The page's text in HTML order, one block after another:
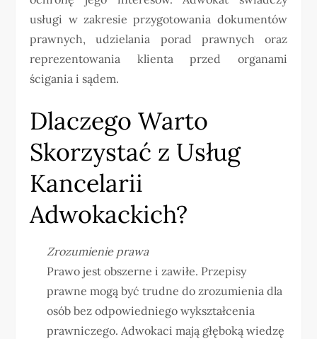
usługi w zakresie przygotowania dokumentów
prawnych, udzielania porad prawnych oraz
reprezentowania klienta przed organami
ścigania i sądem.
Dlaczego Warto
Skorzystać z Usług
Kancelarii
Adwokackich?
Zrozumienie prawa
Prawo jest obszerne i zawiłe. Przepisy
prawne mogą być trudne do zrozumienia dla
osób bez odpowiedniego wykształcenia
prawniczego. Adwokaci mają głęboką wiedzę